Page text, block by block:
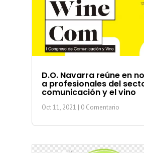
D.O. Navarra reúne en
a profesionales del
comunicación y el vino
Oct 11, 2021 | 0 Comentario